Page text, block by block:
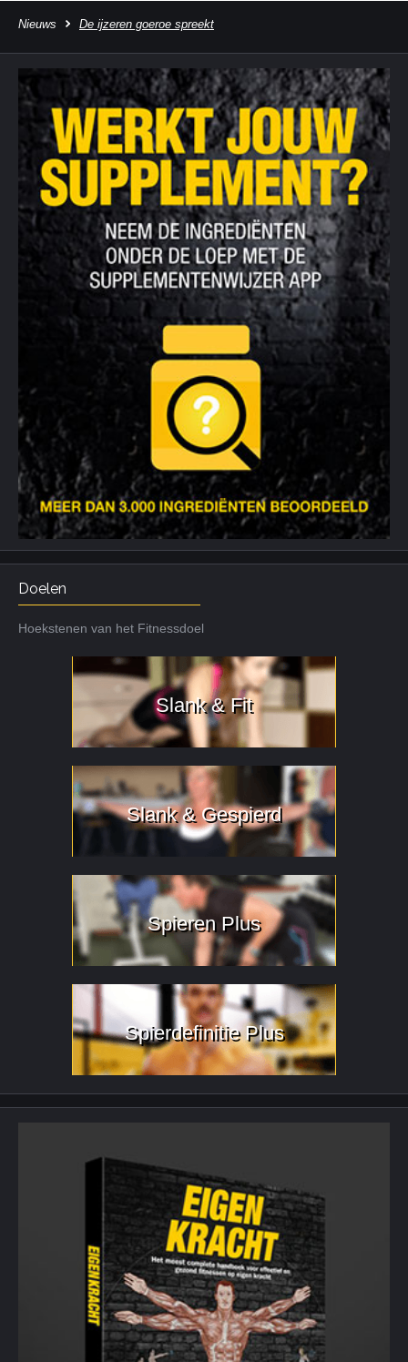
Nieuws De ijzeren goeroe spreekt
Doelen
Hoekstenen van het Fitnessdoel
Slank & Fit
Slank & Gespierd
Spieren Plus
Spierdefinitie Plus